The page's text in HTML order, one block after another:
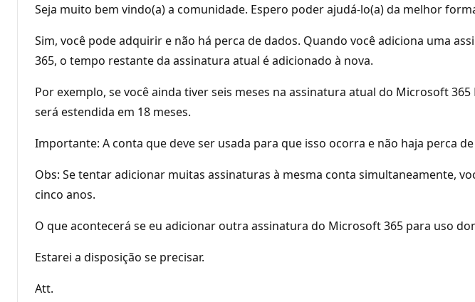
Seja muito bem vindo(a) a comunidade. Espero poder ajudá-lo(a) da melhor
Sim, você pode adquirir e não há perca de dados. Quando você adiciona uma
365, o tempo restante da assinatura atual é adicionado à nova.
Por exemplo, se você ainda tiver seis meses na assinatura atual do Microsoft
será estendida em 18 meses.
Importante: A conta que deve ser usada para que isso ocorra e não haja perca
Obs: Se tentar adicionar muitas assinaturas à mesma conta simultaneamente,
cinco anos.
O que acontecerá se eu adicionar outra assinatura do Microsoft 365 para uso
Estarei a disposição se precisar.
Att.